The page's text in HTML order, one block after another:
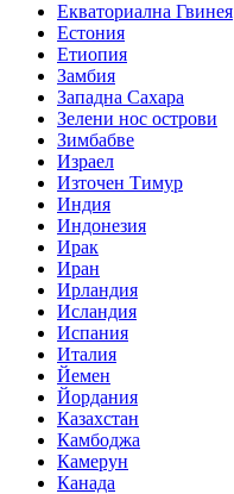
Екваториална Гвинея
Естония
Етиопия
Замбия
Западна Сахара
Зелени нос острови
Зимбабве
Израел
Източен Тимур
Индия
Индонезия
Ирак
Иран
Ирландия
Исландия
Испания
Италия
Йемен
Йордания
Казахстан
Камбоджа
Камерун
Канада